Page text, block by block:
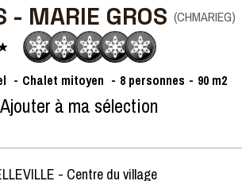
- MARIE GROS (CHMARIEG)
Chalet mitoyen 8 personnes 90 m2
Ajouter à ma sélection
- Centre du village